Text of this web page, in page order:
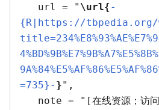
   url = "
\url{-
{R|https://tbpedia.org/
=735}- }",